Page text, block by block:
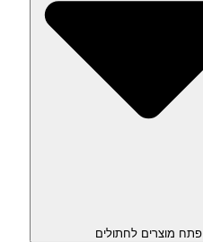
פתח מוצרים לחתולים